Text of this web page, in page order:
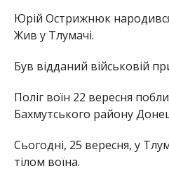
Юрій Острижнюк
Жив у Тлумачі.
Був відданий військовій
Поліг воїн 22 вересня
Бахмутського району
Сьогодні, 25 вересня, у
тілом воїна.